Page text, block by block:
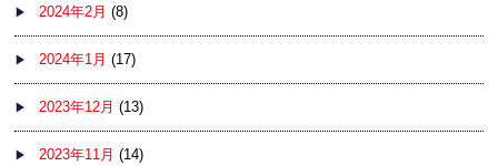
2024年2月 (8)
2024年1月 (17)
2023年12月 (13)
2023年11月 (14)